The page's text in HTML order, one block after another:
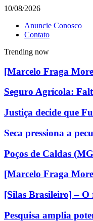
10/08/2026
Anuncie Conosco
Contato
Trending now
[Marcelo Fraga
Seguro Agrícola:
Justiça decide que
Seca pressiona a
Poços de Caldas
[Marcelo Fraga
[Silas Brasileiro] –
Pesquisa amplia